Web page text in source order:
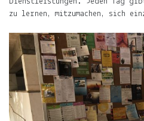
die
Auf
ljuno
sammle
ich:
Notizen
zu lernen, mitzumachen, sich